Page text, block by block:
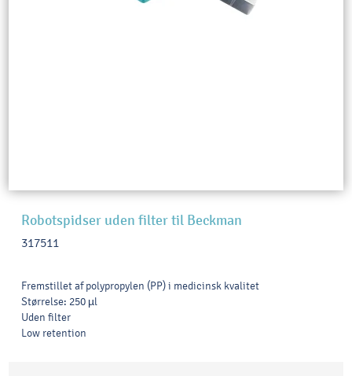
Robotspidser uden filter til Beckman
317511
Fremstillet af polypropylen (PP) i medicinsk kvalitet
Størrelse: 250 µl
Uden filter
Low retention